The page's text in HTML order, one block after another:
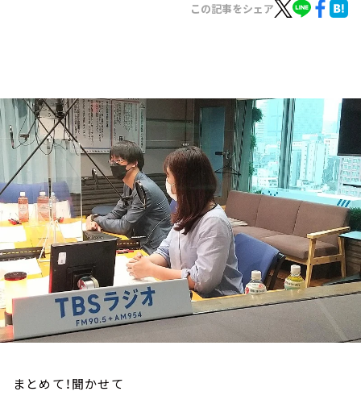
お知らせ
イベント・グッズ
YouTube
会社情報
この記事をシェア
まとめて！聞かせて